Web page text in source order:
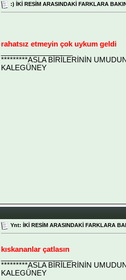
:) İKİ RESİM ARASINDAKİ FARKLARA
rahatsız etmeyin çok uykum geldi
*********ASLA BİRİLERİNİN
KALEGÜNEY
Ynt: İKİ RESİM ARASINDAKİ FARKLARA
kıskananlar çatlasın
*********ASLA BİRİLERİNİN
KALEGÜNEY